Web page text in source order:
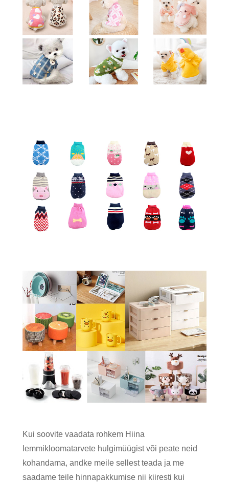
Kui soovite vaadata rohkem Hiina
lemmikloomatarvete hulgimüügist või peate neid
kohandama, andke meile sellest teada ja me
saadame teile hinnapakkumise nii kiiresti kui